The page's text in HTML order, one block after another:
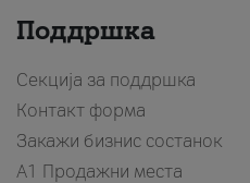
Поддршка
Секција за поддршка
Контакт форма
Закажи бизнис состанок
A1 Продажни места